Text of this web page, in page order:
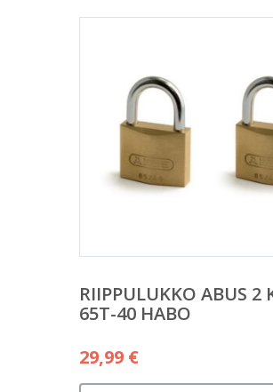
RIIPPULUKKO ABUS 2
65T-40 HABO
29,99 €